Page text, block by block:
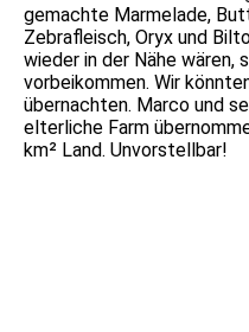
gemachte Marmelade,
Zebrafleisch, Oryx und
wieder in der Nähe wären,
vorbeikommen. Wir
übernachten. Marco und
elterliche Farm
km² Land. Unvorstellbar!